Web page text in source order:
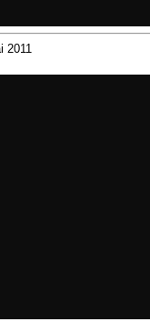
2011